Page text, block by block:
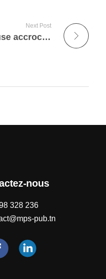
Next Post
Illuminez votre magasin avec une enseigne lumineuse accrocheuse !
nous
328 236
pub.tn